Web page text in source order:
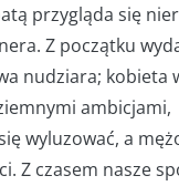
przygląda się
Z początku
nudziara; kobieta
ambicjami,
wyluzować, a
Z czasem nasze